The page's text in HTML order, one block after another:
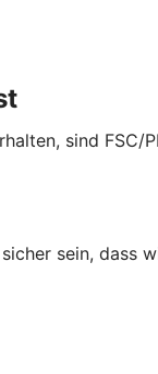
sind
sein, dass